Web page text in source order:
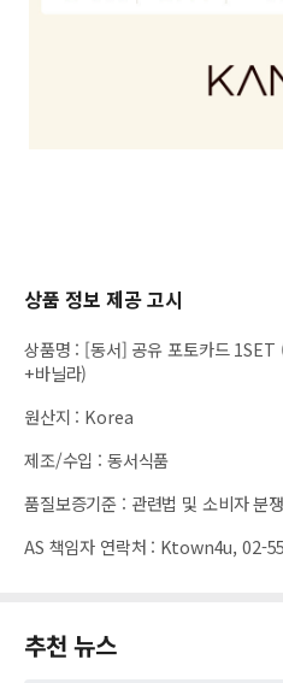
상품 정보 제공 고시
상품명 : [동서] 공유 포토카드
+바닐라)
원산지 : Korea
제조/수입 : 동서식품
품질보증기준 : 관련법 및 소비자 분
AS 책임자 연락처 : Ktown4u, 02-
추천 뉴스